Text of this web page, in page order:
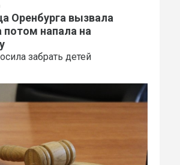
Оренбурга вызвала
напала на
забрать детей